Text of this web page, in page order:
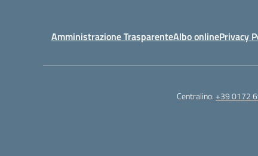
Amministrazione TrasparenteAlbo onlinePrivacy
Centralino:+39 0172